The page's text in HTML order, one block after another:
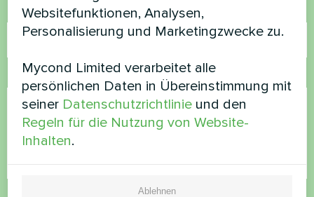
E-Mail
Kommentar
Websitefunktionen, Analysen,
Personalisierung und Marketingzwecke zu.
Mycond Limited verarbeitet alle
persönlichen Daten in Übereinstimmung mit
seiner Datenschutzrichtlinie und den
Regeln für die Nutzung von Website-
Inhalten.
Ablehnen